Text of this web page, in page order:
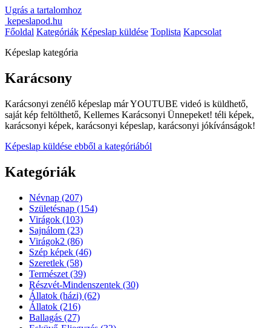
Ugrás a tartalomhoz
kepeslapod.hu
Főoldal Kategóriák Képeslap küldése Toplista Kapcsolat
Képeslap kategória
Karácsony
Karácsonyi zenélő képeslap már YOUTUBE videó is küldhető,
saját kép feltölthető, Kellemes Karácsonyi Ünnepeket! téli képek,
karácsonyi képek, karácsonyi képeslap, karácsonyi jókívánságok!
Képeslap küldése ebből a kategóriából
Kategóriák
Névnap (207)
Születésnap (154)
Virágok (103)
Sajnálom (23)
Virágok2 (86)
Szép képek (46)
Szeretlek (58)
Természet (39)
Részvét-Mindenszentek (30)
Állatok (házi) (62)
Állatok (216)
Ballagás (27)